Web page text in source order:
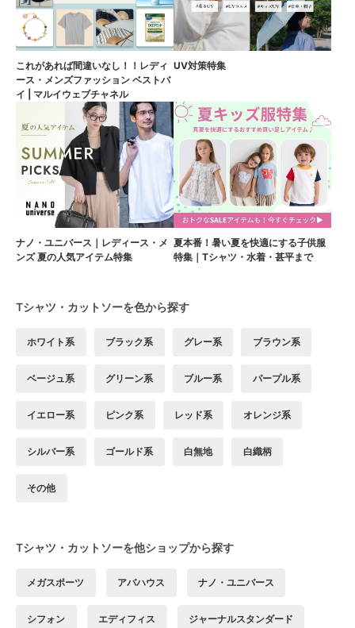
これがあれば間違いなし！！レディ
ース・メンズファッション ベストバ
イ | マルイウェブチャネル
UV対策特集
ナノ・ユニバース｜レディース・メ
ンズ 夏の人気アイテム特集
夏本番！暑い夏を快適にする子供服
特集｜Tシャツ・水着・甚平まで
Tシャツ・カットソーを色から探す
ホワイト系 ブラック系 グレー系 ブラウン系
ベージュ系 グリーン系 ブルー系 パープル系
イエロー系 ピンク系 レッド系 オレンジ系
シルバー系 ゴールド系 白無地 白織柄
その他
Tシャツ・カットソーを他ショップから探す
メガスポーツ アバハウス ナノ・ユニバース
シフォン エディフィス ジャーナルスタンダード